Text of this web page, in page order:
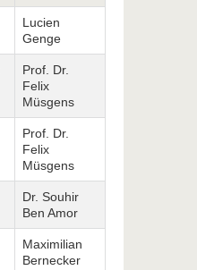
Lucien
Genge
Prof. Dr.
Felix
Müsgens
Prof. Dr.
Felix
Müsgens
Dr. Souhir
Ben Amor
Maximilian
Bernecker